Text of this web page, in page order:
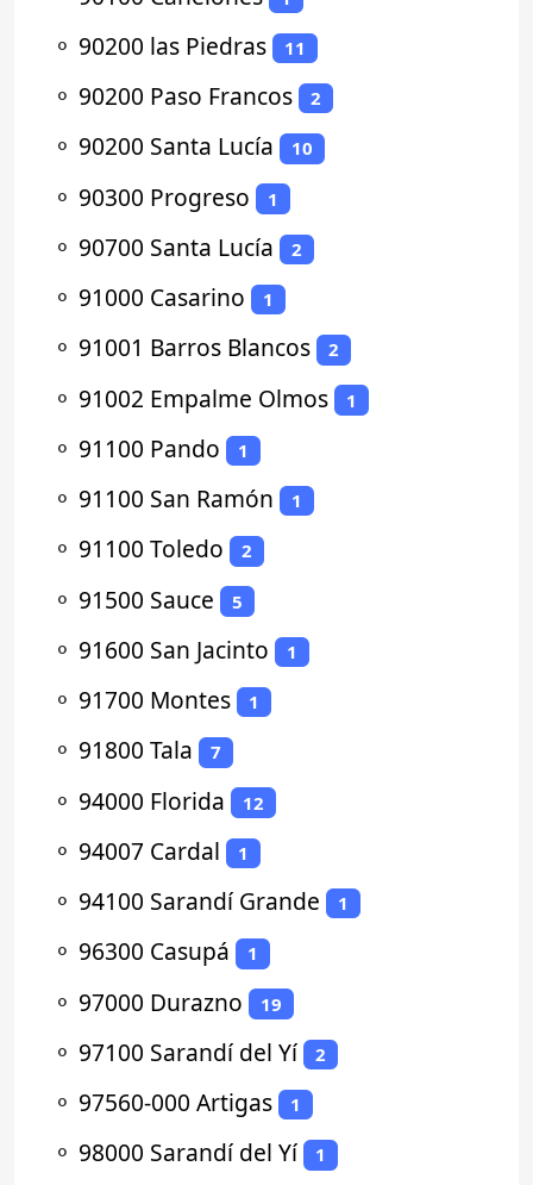
⚬ 90200 las Piedras 11
⚬ 90200 Paso Francos 2
⚬ 90200 Santa Lucía 10
⚬ 90300 Progreso 1
⚬ 90700 Santa Lucía 2
⚬ 91000 Casarino 1
⚬ 91001 Barros Blancos 2
⚬ 91002 Empalme Olmos 1
⚬ 91100 Pando 1
⚬ 91100 San Ramón 1
⚬ 91100 Toledo 2
⚬ 91500 Sauce 5
⚬ 91600 San Jacinto 1
⚬ 91700 Montes 1
⚬ 91800 Tala 7
⚬ 94000 Florida 12
⚬ 94007 Cardal 1
⚬ 94100 Sarandí Grande 1
⚬ 96300 Casupá 1
⚬ 97000 Durazno 19
⚬ 97100 Sarandí del Yí 2
⚬ 97560-000 Artigas 1
⚬ 98000 Sarandí del Yí 1